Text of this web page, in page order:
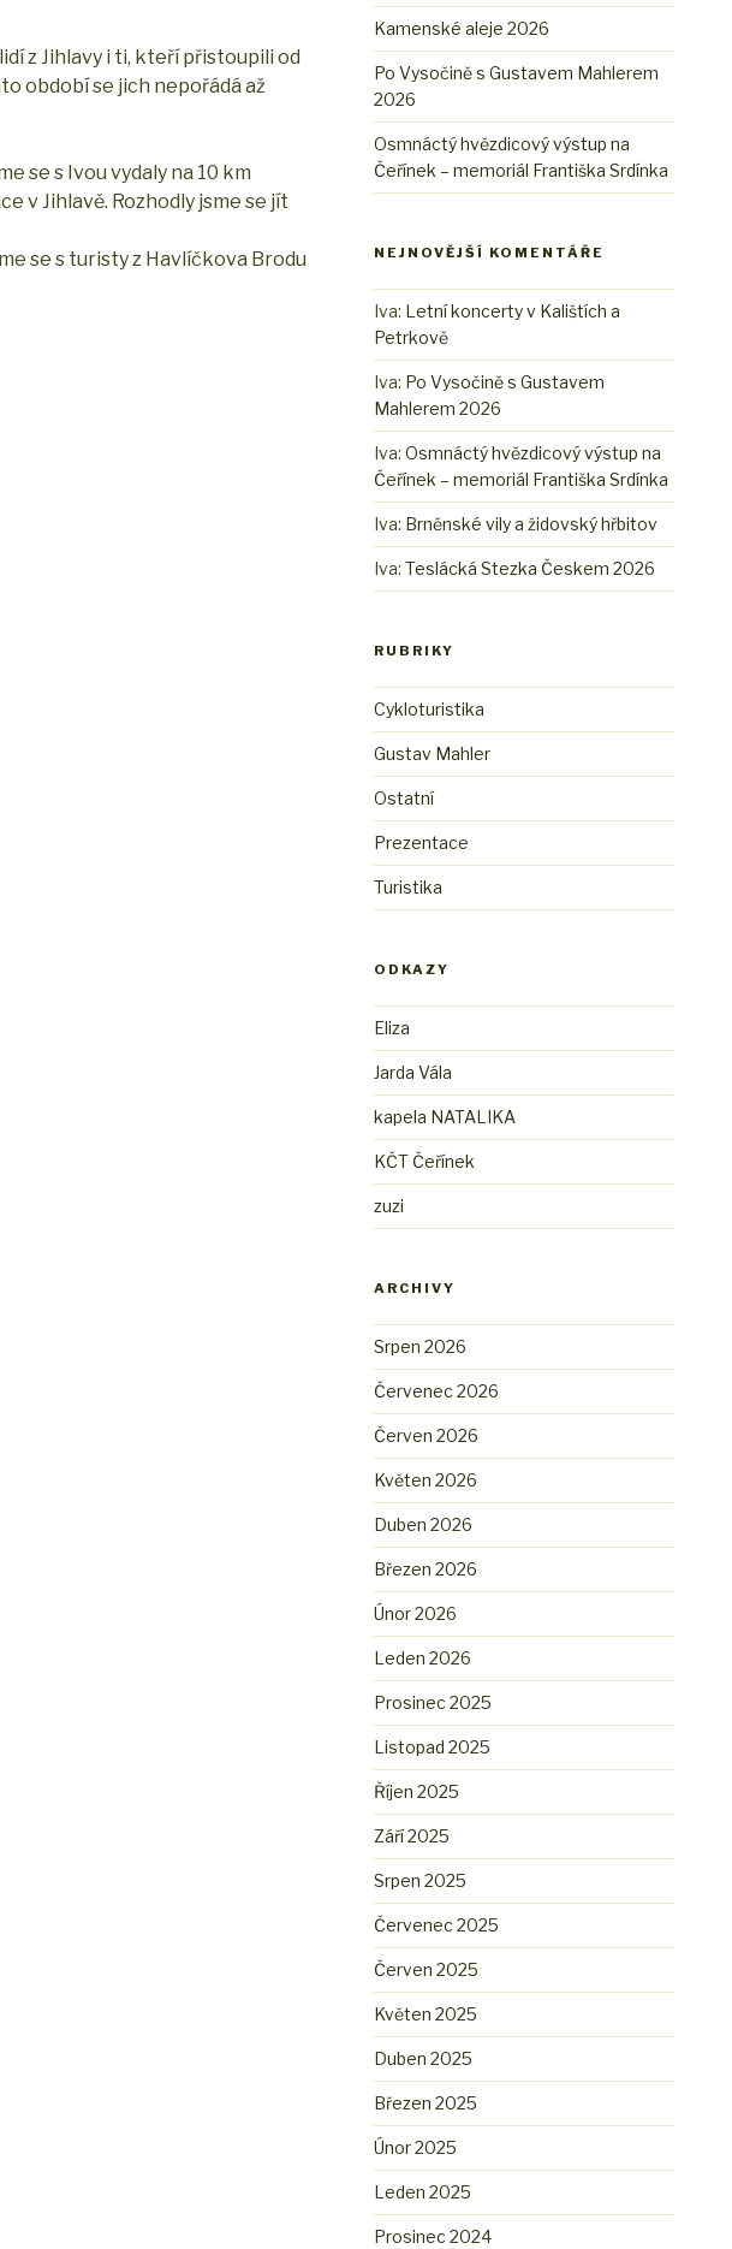
z Jihlavy i ti, kteří přistoupili od
období se jich nepořádá až
se s Ivou vydaly na 10 km
v Jihlavě. Rozhodly jsme se jít
se s turisty z Havlíčkova Brodu
Kamenské aleje 2026
Po Vysočině s Gustavem Mahlerem
2026
Osmnáctý hvězdicový výstup na
Čeřínek – memoriál Františka Srdínka
NEJNOVĚJŠÍ KOMENTÁŘE
Iva: Letní koncerty v Kalištích a
Petrkově
Iva: Po Vysočině s Gustavem
Mahlerem 2026
Iva:Osmnáctý hvězdicový výstup na
Čeřínek – memoriál Františka Srdínka
Iva: Brněnské vily a židovský hřbitov
Iva:Teslácká Stezka Českem 2026
RUBRIKY
Cykloturistika
Gustav Mahler
Ostatní
Prezentace
Turistika
ODKAZY
Eliza
Jarda Vála
kapela NATALIKA
KČT Čeřínek
zuzi
ARCHIVY
Srpen 2026
Červenec 2026
Červen 2026
Květen 2026
Duben 2026
Březen 2026
Únor 2026
Leden 2026
Prosinec 2025
Listopad 2025
Říjen 2025
Září 2025
Srpen 2025
Červenec 2025
Červen 2025
Květen 2025
Duben 2025
Březen 2025
Únor 2025
Leden 2025
Prosinec 2024